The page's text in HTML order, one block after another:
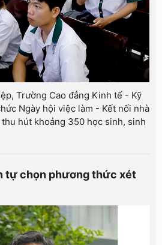
Trường Cao đẳng Kinh tế - Kỹ
Ngày hội việc làm - Kết nối nhà
hút khoảng 350 học sinh, sinh
tự chọn phương thức xét